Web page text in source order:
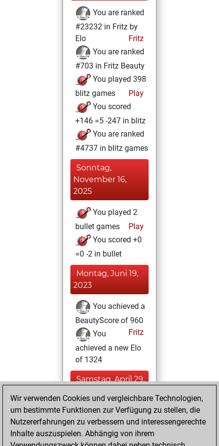
You are ranked
#23232 in Fritz by
Elo
Fritz
You are ranked
#703 in Fritz Beauty
You played 398
blitz games
Play
You scored
+146 =5 -247 in blitz
You are ranked
#4737 in blitz games
Sonntag,
November 16,
2025
You played 2
bullet games
Play
You scored +0
=0 -2 in bullet
Montag, Juni 19,
2023
You achieved a
BeautyScore of 960
Fritz
You
achieved a new Elo
of 1324
Samstag, April 29,
You won
against Fritz
Fritz
You created
Wir verwenden Cookies und vergleichbare Technologien,
um bestimmte Funktionen zur Verfügung zu stellen, die
Nutzererfahrungen zu verbessern und interessengerechte
Inhalte auszuspielen. Abhängig von ihrem